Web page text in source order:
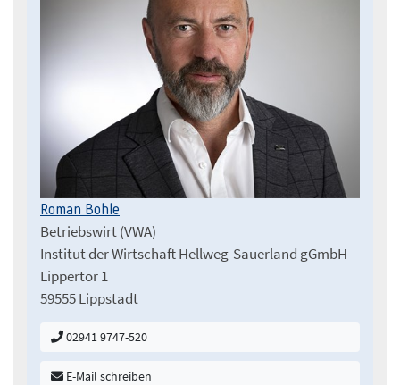
Roman Bohle
Betriebswirt (VWA)
Institut der Wirtschaft Hellweg-Sauerland gGmbH
Lippertor 1
59555 Lippstadt
02941 9747-520
E-Mail schreiben